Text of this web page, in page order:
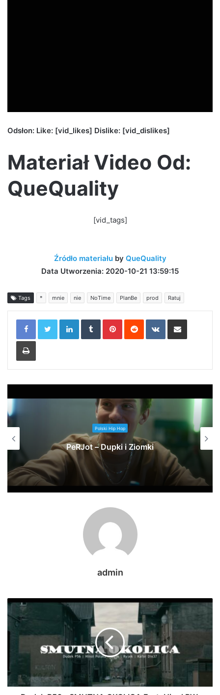
Odsłon: Like: [vid_likes] Dislike: [vid_dislikes]
Materiał Video Od:
QueQuality
[vid_tags]
Źródło materiałuby QueQuality
Data Utworzenia: 2020-10-21 13:59:15
Tags * mnie nie NoTime PlanBe prod Ratuj
LinkedInTumblrPinterestReddit VKontakteShare via Email
Print
Polski Hip Hop
#30 w karcie na czasie!!!
admin